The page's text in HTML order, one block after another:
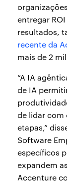
entregar
resultados,
recente da
mais de 2
“A IA
de IA
de lidar com
etapas,”
Software
específicos
expandem
Accenture